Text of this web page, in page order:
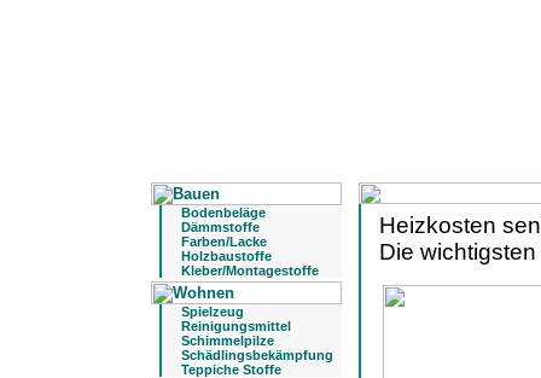
Bodenbeläge
Dämmstoffe
Farben/Lacke
Holzbaustoffe
Kleber/Montagestoffe
Spielzeug
Reinigungsmittel
Schimmelpilze
Schädlingsbekämpfung
Teppiche Stoffe
Heizkosten
Die